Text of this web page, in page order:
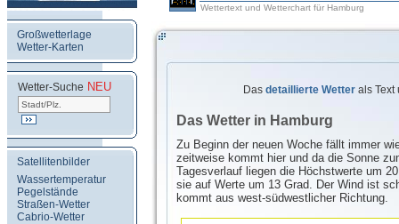
Großwetterlage
Wetter-Karten
Wetter-Suche NEU
Satellitenbilder
Wassertemperatur
Pegelstände
Straßen-Wetter
Cabrio-Wetter
Wettertext und Wetterchart für Hamburg
Das detaillierte Wetter als Text
Das Wetter in Hamburg
Zu Beginn der neuen Woche fällt immer
zeitweise kommt hier und da die Sonne
Tagesverlauf liegen die Höchstwerte um
sie auf Werte um 13 Grad. Der Wind ist
kommt aus west-südwestlicher Richtung.